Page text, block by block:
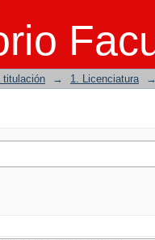
titulación → 1. Licenciatura